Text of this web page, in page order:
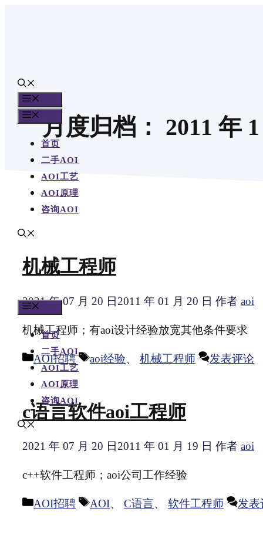
首页
二手AOI
AOI工艺
AOI原理
咨询AOI
首页
二手AOI
AOI工艺
AOI原理
咨询AOI
月度归档： 2011 年
机械工程师
2021 年 07 月 20 日 2011 年 01 月 20 日 作者 aoi
机械工程师；有aoi设计经验放宽其他条件要求
分
类
AOI招聘
标
aoi经验、 机械工程师 发表评论
c语言软件aoi工程师
2021 年 07 月 20 日2011 年 01 月 19 日 作者 aoi
c++软件工程师；aoi公司工作经验
分
AOI招聘
标
AOI、 C语言、 软件工程师 发表